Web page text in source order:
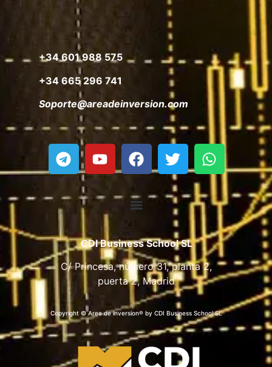
+34 601 988 575
+34 665 296 741
Soporte@areadeinversion.com
CDI Business School SL
C/ Princesa, número 31, planta 2,
puerta 2, Madrid
Copyright © Area de inversion® by CDI Business School SL